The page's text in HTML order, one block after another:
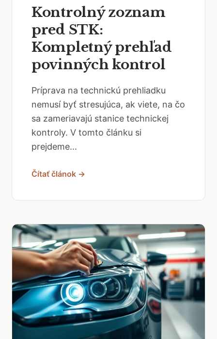
Kontrolný zoznam
pred STK:
Kompletný prehľad
povinných kontrol
Príprava na technickú prehliadku
nemusí byť stresujúca, ak viete, na čo
sa zameriavajú stanice technickej
kontroly. V tomto článku si
prejdeme...
Čítať článok →